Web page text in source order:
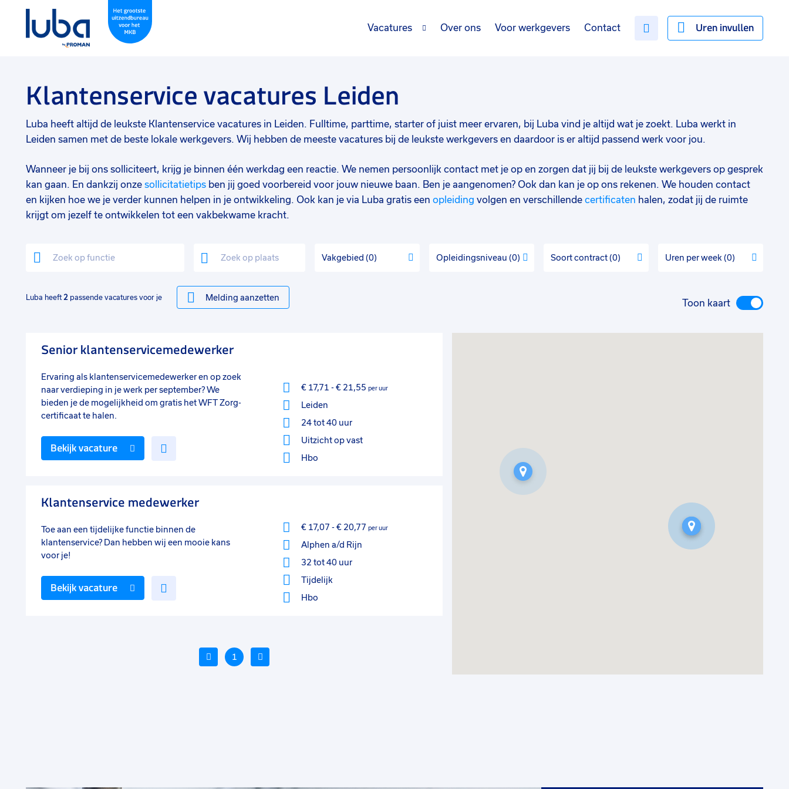
Uren invullen
Vacatures Over ons Voor werkgevers Contact
Klantenservice vacatures Leiden
Luba heeft altijd de leukste Klantenservice vacatures in Leiden. Fulltime, parttime, starter of juist meer ervaren, bij Luba vind je altijd wat je zoekt. Luba werkt in
Leiden samen met de beste lokale werkgevers. Wij hebben de meeste vacatures bij de leukste werkgevers en daardoor is er altijd passend werk voor jou.
Wanneer je bij ons solliciteert, krijg je binnen één werkdag een reactie. We nemen persoonlijk contact met je op en zorgen dat jij bij de leukste werkgevers op gesprek
kan gaan. En dankzij onze sollicitatietips ben jij goed voorbereid voor jouw nieuwe baan. Ben je aangenomen? Ook dan kan je op ons rekenen. We houden contact
en kijken hoe we je verder kunnen helpen in je ontwikkeling. Ook kan je via Luba gratis een opleiding volgen en verschillende certificaten halen, zodat jij de ruimte
krijgt om jezelf te ontwikkelen tot een vakbekwame kracht.
Vakgebied 0 Opleidingsniveau 0 Soort contract 0 Uren per week 0
Luba heeft 2 passende vacatures voor je Melding aanzetten Toon kaart
Senior klantenservicemedewerker
Ervaring als klantenservicemedewerker en op zoek
naar verdieping in je werk per september? We
bieden je de mogelijkheid om gratis het WFT Zorg-
certificaat te halen.
€ 17,71 - € 21,55 per uur
Leiden
24 tot 40 uur
Uitzicht op vast
Hbo
Bekijk vacature
Klantenservice medewerker
Toe aan een tijdelijke functie binnen de
klantenservice? Dan hebben wij een mooie kans
voor je!
€ 17,07 - € 20,77 per uur
Alphen a/d Rijn
32 tot 40 uur
Tijdelijk
Hbo
Bekijk vacature
Vorige
1